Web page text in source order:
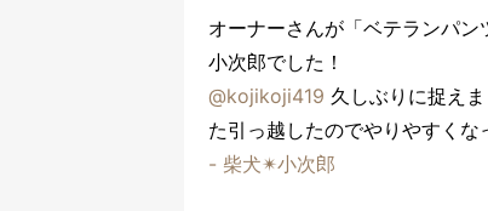
オーナーさんが「ベテランパ
小次郎でした！
@kojikoji419 久しぶりに捉え
た引っ越したのでやりやすくな
- 柴犬✴︎小次郎